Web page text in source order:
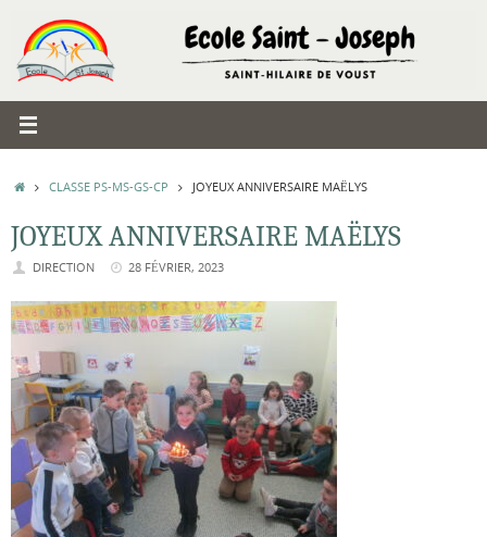
contenu
ACCUEIL
CLASSE PS-MS-GS-CP JOYEUX ANNIVERSAIRE MAËLYS
JOYEUX ANNIVERSAIRE MAËLYS
DIRECTION 28 FÉVRIER, 2023